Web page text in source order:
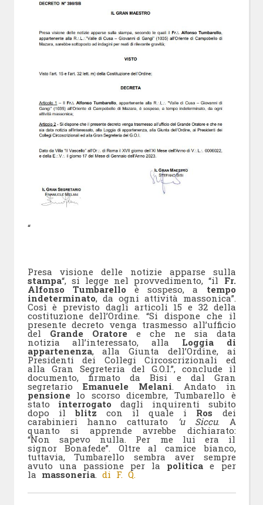
“
Presa visione delle notizie apparse sulla
stampa“, si legge nel provvedimento, “il Fr.
Alfonso Tumbarello è sospeso, a tempo
indeterminato, da ogni attività massonica”.
Così è previsto dagli articoli 15 e 32 della
costituzione dell’Ordine. “Si dispone che il
presente decreto venga trasmesso all’ufficio
del Grande Oratoree che ne sia data
notizia all’interessato, alla Loggia di
appartenenza, alla Giunta dell’Ordine, ai
Presidenti dei Collegi Circoscrizionali ed
alla Gran Segreteria del G.O.I.”, conclude il
documento, firmato da Bisi e dal Gran
segretarioEmanuele Melani. Andato in
pensione lo scorso dicembre, Tumbarello è
stato interrogato dagli inquirenti subito
dopo ilblitz con il quale i Ros dei
carabinieri hanno catturato ‘u Siccu. A
quanto si apprende avrebbe dichiarato:
“Non sapevo nulla. Per me lui era il
signor Bonafede”. Oltre al camice bianco,
tuttavia, Tumbarello sembra aver sempre
avuto una passione per la politica e per
la massoneria. di F. Q.